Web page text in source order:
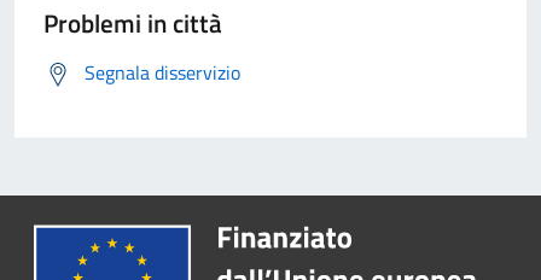
Problemi in città
Segnala disservizio